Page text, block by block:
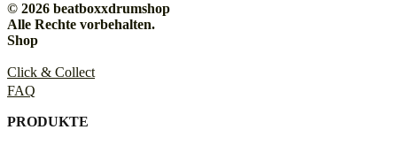
© 2026 beatboxxdrumshop
Alle Rechte vorbehalten.
Shop
Click & Collect
FAQ
PRODUKTE